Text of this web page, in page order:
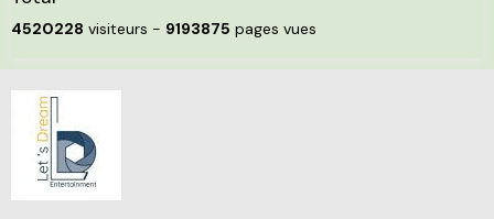
4520228 visiteurs - 9193875 pages vues